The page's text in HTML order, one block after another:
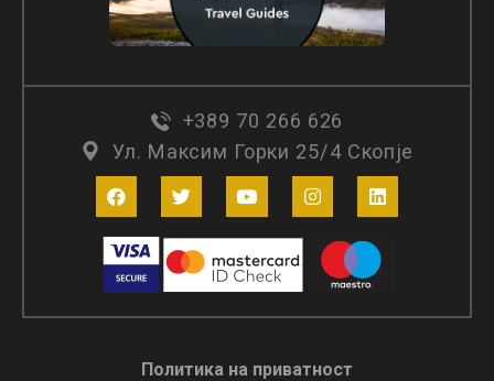
+389 70 266 626
Ул. Максим Горки 25/4 Скопје
Политика на приватност